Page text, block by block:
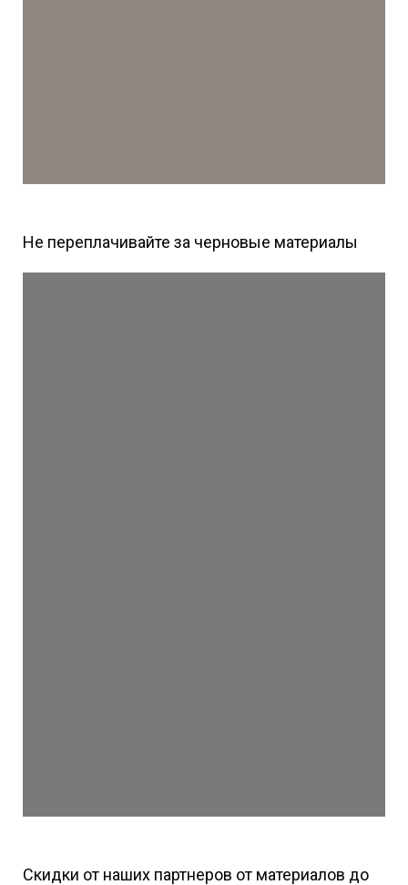
Не переплачивайте за черновые материалы
Скидки от наших партнеров от материалов до